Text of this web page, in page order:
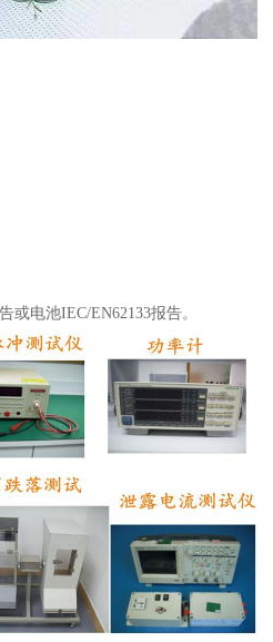
或电池IEC/EN62133报告。